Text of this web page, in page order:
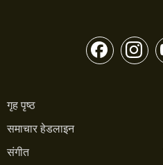
गृह पृष्ठ
समाचार हेडलाइन
संगीत